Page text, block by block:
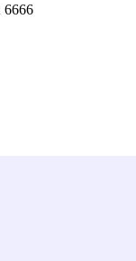
6666